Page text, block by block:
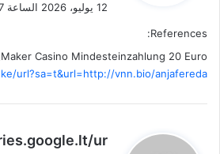
12 يوليو، 2026 الساعة 3:37 ص
References:
Casino Mindesteinzahlung 20 Euro
url?sa=t&url=http://vnn.bio/anjafereda
يur